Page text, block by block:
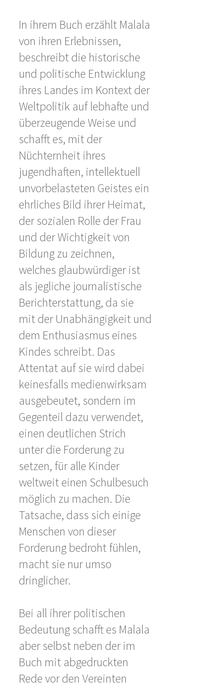
In ihrem Buch erzählt Malala
von ihren Erlebnissen,
beschreibt die historische
und politische Entwicklung
ihres Landes im Kontext der
Weltpolitik auf lebhafte und
überzeugende Weise und
schafft es, mit der
Nüchternheit ihres
jugendhaften, intellektuell
unvorbelasteten Geistes ein
ehrliches Bild ihrer Heimat,
der sozialen Rolle der Frau
und der Wichtigkeit von
Bildung zu zeichnen,
welches glaubwürdiger ist
als jegliche journalistische
Berichterstattung, da sie
mit der Unabhängigkeit und
dem Enthusiasmus eines
Kindes schreibt. Das
Attentat auf sie wird dabei
keinesfalls medienwirksam
ausgebeutet, sondern im
Gegenteil dazu verwendet,
einen deutlichen Strich
unter die Forderung zu
setzen, für alle Kinder
weltweit einen Schulbesuch
möglich zu machen. Die
Tatsache, dass sich einige
Menschen von dieser
Forderung bedroht fühlen,
macht sie nur umso
dringlicher.
Bei all ihrer politischen
Bedeutung schafft es Malala
aber selbst neben der im
Buch mit abgedruckten
Rede vor den Vereinten